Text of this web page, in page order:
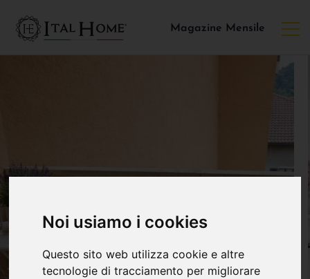
Noi usiamo i cookies
Questo sito web utilizza cookie e altre
tecnologie di tracciamento per migliorare
Magazine Mensile